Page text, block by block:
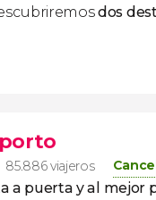
dos
85.886 viajeros
a puerta y al mejor